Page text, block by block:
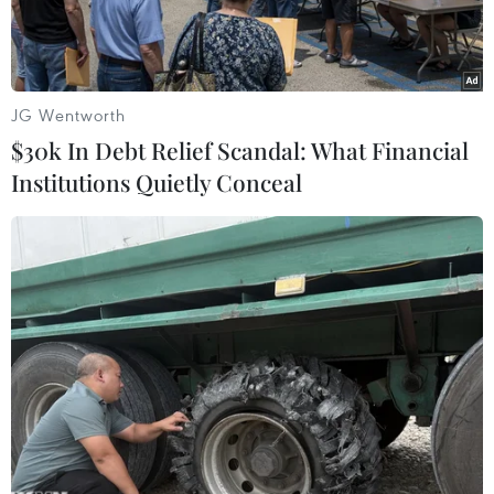
hô hấp cấp COVID-19 để học sinh có thể sớm trở
lại trường học tập.
Phó Chủ tịch UBND tỉnh Lạng Sơn Dương Xuân Huyên phát biểu
tại buổi kiểm tra trường THPT Dân tộc nội trú tỉnh Lạng Sơn.
(Ảnh: Thái Thuần/TTXVN)
JG Wentworth
$30k In Debt Relief Scandal: What Financial
Institutions Quietly Conceal